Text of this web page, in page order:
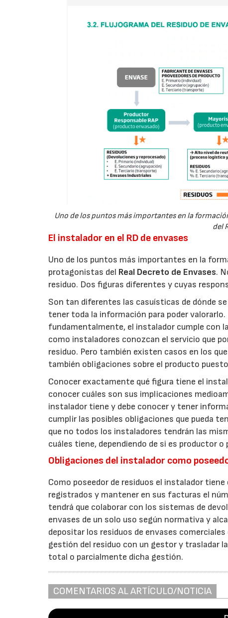
Uno de los puntos más importantes en la
del
El instalador en el RD de envases
Uno de los puntos más importantes en la
protagonistas del Real Decreto de Envases.
residuo. Dos figuras diferentes y cuyas
Son tan diferentes las casuísticas de dónde
tener toda la información para poder
fundamentalmente, el instalador cumple con
como instaladores conozcan el servicio que
residuo. Pero también existen casos en los
también obligaciones sobre el producto puesto
Conocer exactamente qué figura tiene el
conocer cuáles son sus implicaciones
instalador tiene y debe conocer y tener
cumplir las posibles obligaciones que pueda
que no todos los instaladores tendrán las
cuáles tiene, dependiendo de si es productor o
Obligaciones del instalador como
Como poseedor de residuos el instalador
registrados y mantener en sus facturas el
tendrá que colaborar con los sistemas de
envases de un solo uso según normativa y
depositar los residuos de envases
gestión del residuo con un gestor y trasladar
total o parcialmente dicha gestión.
COMENTARIOS AL ARTÍCULO/NOTICIA